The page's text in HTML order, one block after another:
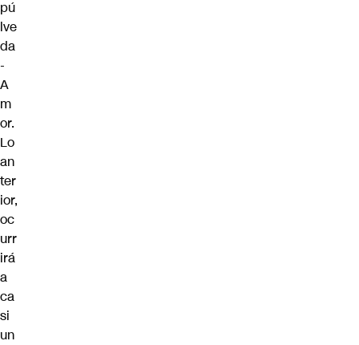
pú
lve
da
-
A
m
or.
Lo
an
ter
ior,
oc
urr
irá
a
ca
si
un